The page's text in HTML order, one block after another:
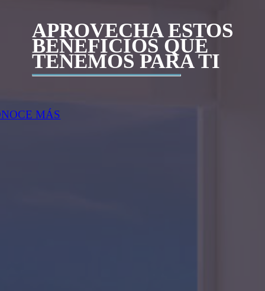
APROVECHA ESTOS
BENEFICIOS QUE
TENEMOS PARA TI
MÁS